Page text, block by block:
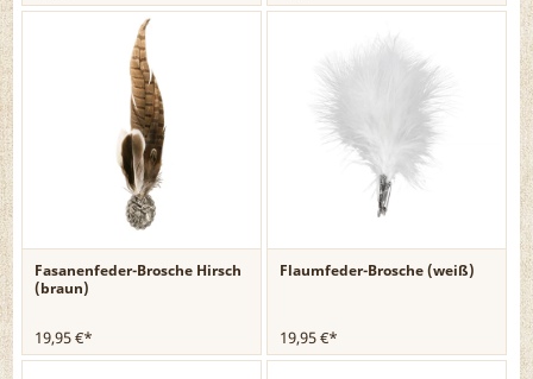
Fasanenfeder-Brosche Hirsch
(braun)
19,95 €*
Flaumfeder-Brosche (weiß)
19,95 €*